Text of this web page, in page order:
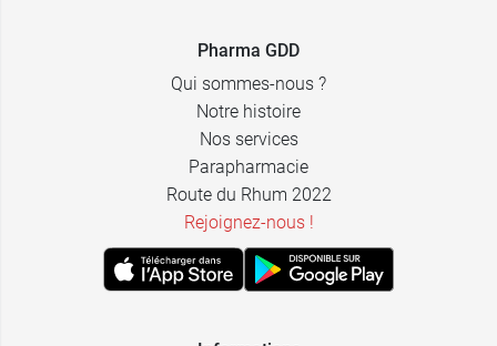
Pharma GDD
Qui sommes-nous ?
Notre histoire
Nos services
Parapharmacie
Route du Rhum 2022
Rejoignez-nous !